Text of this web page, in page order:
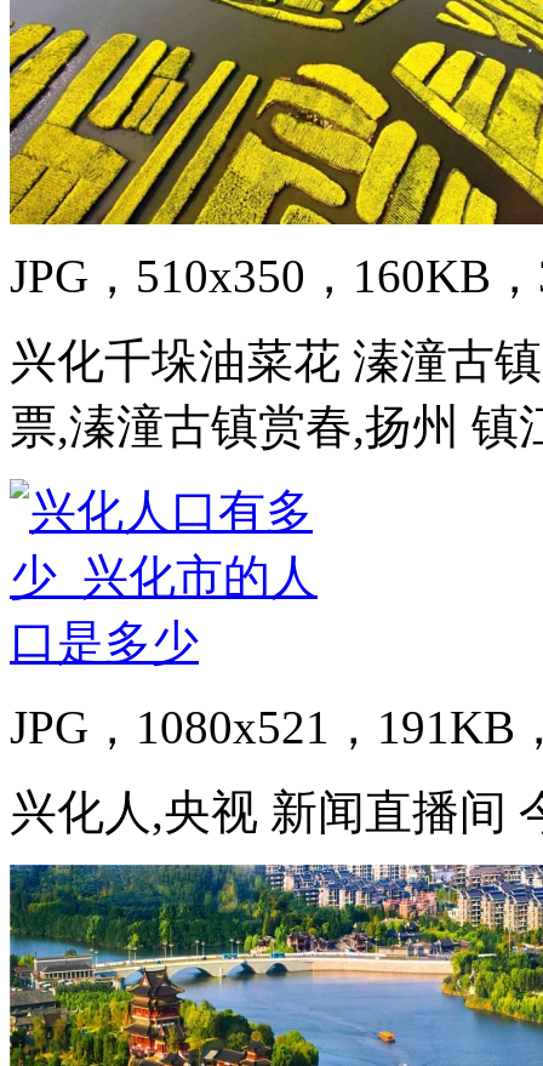
JPG，510x350，160KB
兴化千垛油菜花 溱潼古
票,溱潼古镇赏春,扬州 镇
JPG，1080x521，191KB
兴化人,央视 新闻直播间